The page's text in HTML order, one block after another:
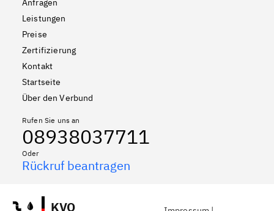
Leistungen
Preise
Zertifizierung
Kontakt
Startseite
Über den Verbund
Rufen Sie uns an
08938037711
Oder
Rückruf beantragen
KVO